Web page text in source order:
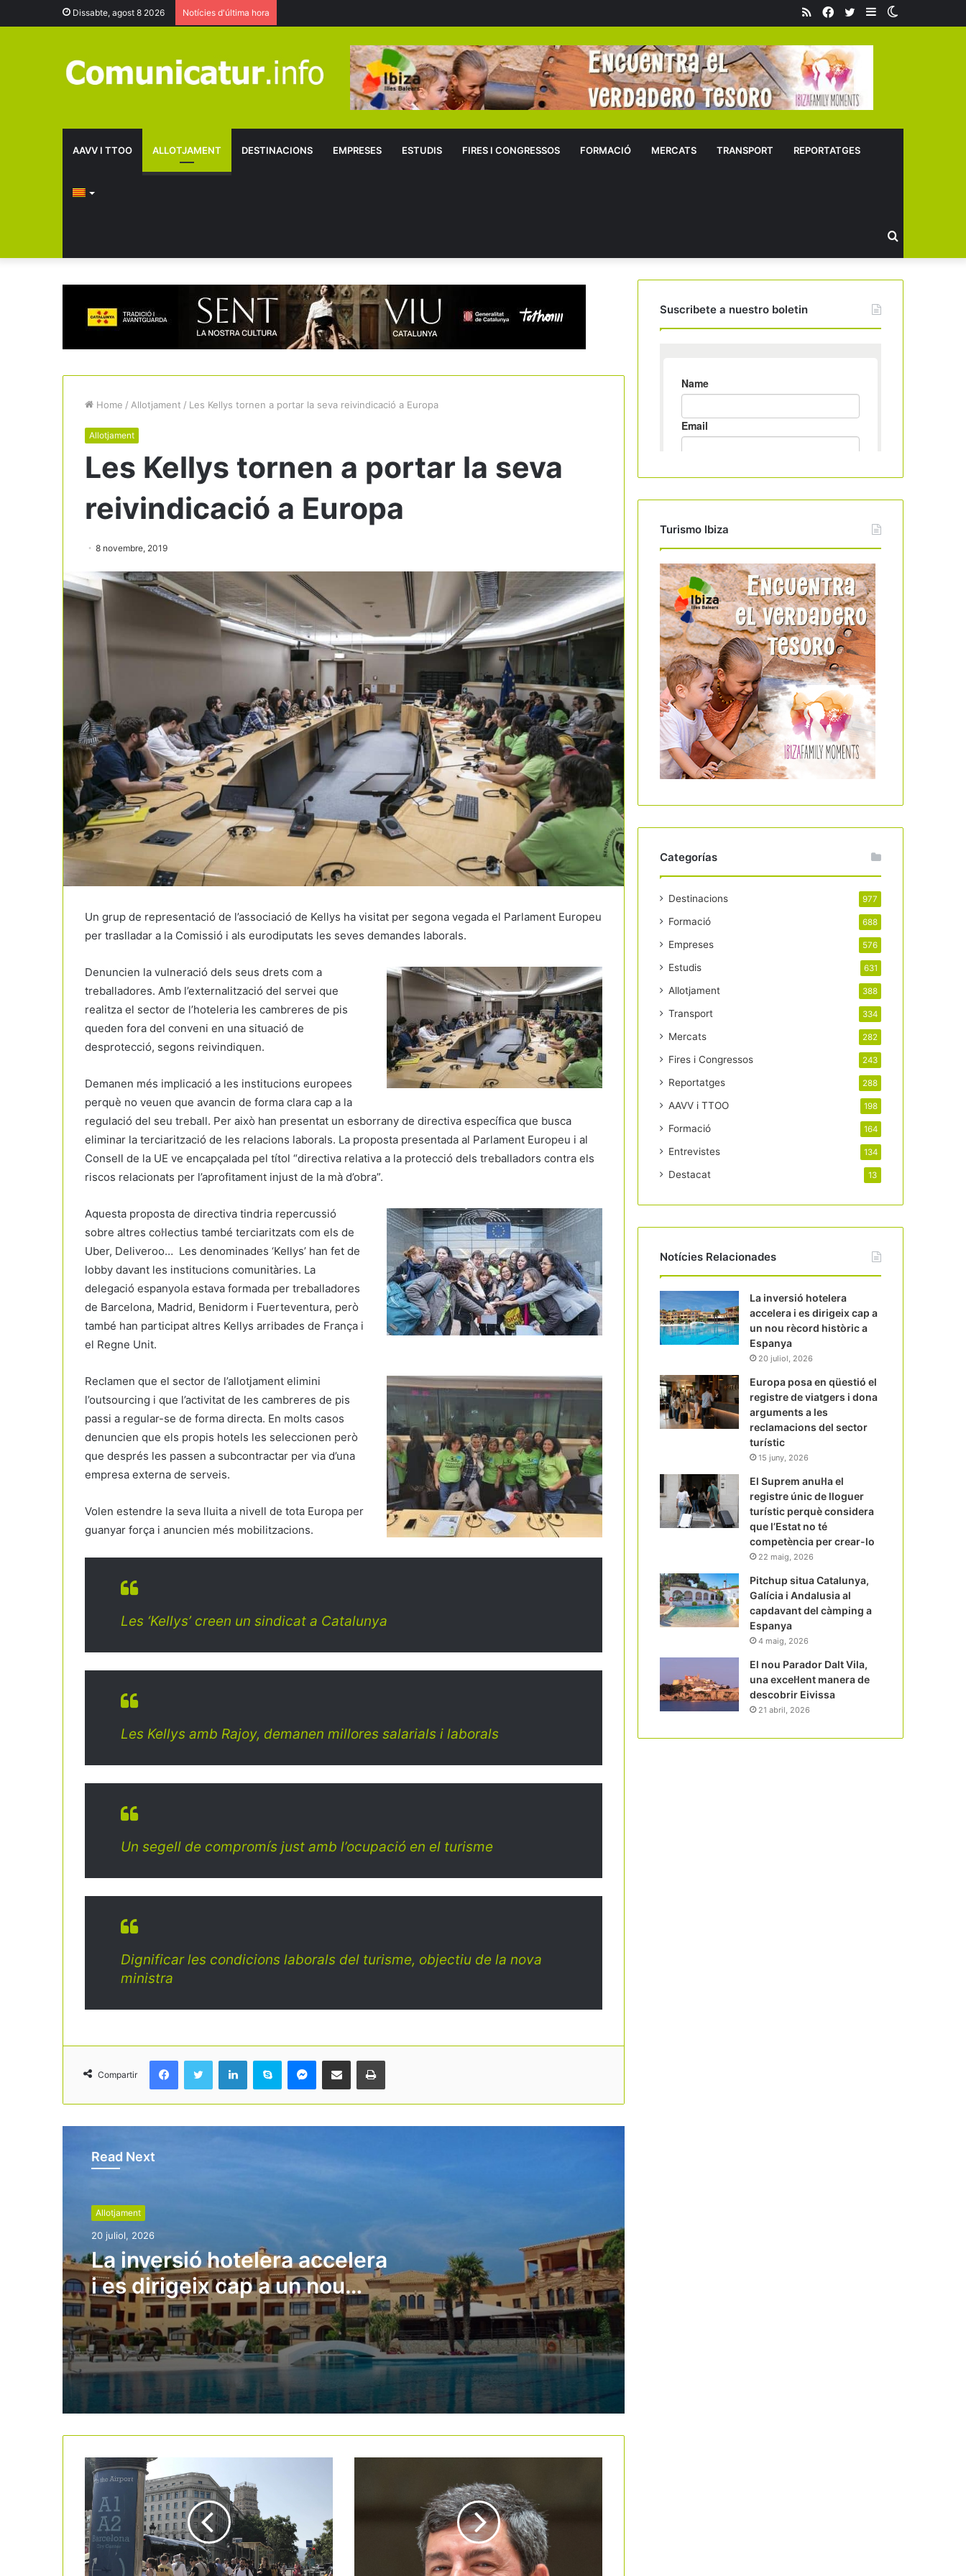
Dissabte, agost 8 2026 Notícies d'última hora Sidebar
Twitter
Facebook
RSS
AAVV I TTOO ALLOTJAMENT DESTINACIONS EMPRESES ESTUDIS FIRES I CONGRESSOS FORMACIÓ MERCATS TRANSPORT REPORTATGES
Buscar
Home / Allotjament / Les Kellys tornen a portar la seva reivindicació a Europa
Allotjament
Les Kellys tornen a portar la seva
reivindicació a Europa
8 novembre, 2019
Un grup de representació de l’associació de Kellys ha visitat per segona vegada el Parlament Europeu
per traslladar a la Comissió i als eurodiputats les seves demandes laborals.
Denuncien la vulneració dels seus drets com a
treballadores. Amb l’externalització del servei que
realitza el sector de l’hoteleria les cambreres de pis
queden fora del conveni en una situació de
desprotecció, segons reivindiquen.
Demanen més implicació a les institucions europees
perquè no veuen que avancin de forma clara cap a la
regulació del seu treball. Per això han presentat un esborrany de directiva específica que busca
eliminar la terciarització de les relacions laborals. La proposta presentada al Parlament Europeu i al
Consell de la UE ve encapçalada pel títol “directiva relativa a la protecció dels treballadors contra els
riscos relacionats per l’aprofitament injust de la mà d’obra”.
Aquesta proposta de directiva tindria repercussió
sobre altres col·lectius també terciaritzats com els de
Uber, Deliveroo… Les denominades ‘Kellys’ han fet de
lobby davant les institucions comunitàries. La
delegació espanyola estava formada per treballadores
de Barcelona, Madrid, Benidorm i Fuerteventura, però
també han participat altres Kellys arribades de França i
el Regne Unit.
Reclamen que el sector de l’allotjament elimini
l’outsourcing i que l’activitat de les cambreres de pis
passi a regular-se de forma directa. En molts casos
denuncien que els propis hotels les seleccionen però
que després les passen a subcontractar per via d’una
empresa externa de serveis.
Volen estendre la seva lluita a nivell de tota Europa per
guanyar força i anuncien més mobilitzacions.
Les ‘Kellys’ creen un sindicat a Catalunya
Les Kellys amb Rajoy, demanen millores salarials i laborals
Un segell de compromís just amb l’ocupació en el turisme
Dignificar les condicions laborals del turisme, objectiu de la nova
ministra
Compartir
Read Next
Allotjament
20 juliol, 2026
La inversió hotelera accelera
i es dirigeix cap a un nou
rècord històric a Espanya
La inversió hotelera accelera i es
viatgers i dona arguments a les
l’Estat no té competència per crear-lo
El nou Parador Dalt Vila, una excel·lent
El turisme de negocis defensa els
pisos turístics davant la seva
eliminació a Barcelona el 2028
El sector empresarial rebutja
l’increment de l’impost turístic
Apartur porta als tribunals l’Ajuntament
turístics
Espanya encapçala l’escalada de
preus hotelers a Europa
El càmping Tamarit Beach Resort
aposta per la desestacionalització i
obrirà tot l’any
Suscribete a nuestro boletin
Turismo Ibiza
Categorías
Destinacions 977
Formació 688
Empreses 576
Estudis 631
Allotjament 388
Transport 334
Mercats 282
Fires i Congressos 243
Reportatges 288
AAVV i TTOO 198
Formació 164
Entrevistes 134
Destacat 13
Notícies Relacionades
La inversió hotelera
accelera i es dirigeix cap a
un nou rècord històric a
Espanya
20 juliol, 2026
Europa posa en qüestió el
registre de viatgers i dona
arguments a les
reclamacions del sector
turístic
15 juny, 2026
El Suprem anul·la el
registre únic de lloguer
turístic perquè considera
que l’Estat no té
competència per crear-lo
22 maig, 2026
Pitchup situa Catalunya,
Galícia i Andalusia al
capdavant del càmping a
Espanya
4 maig, 2026
El nou Parador Dalt Vila,
una excel·lent manera de
descobrir Eivissa
21 abril, 2026